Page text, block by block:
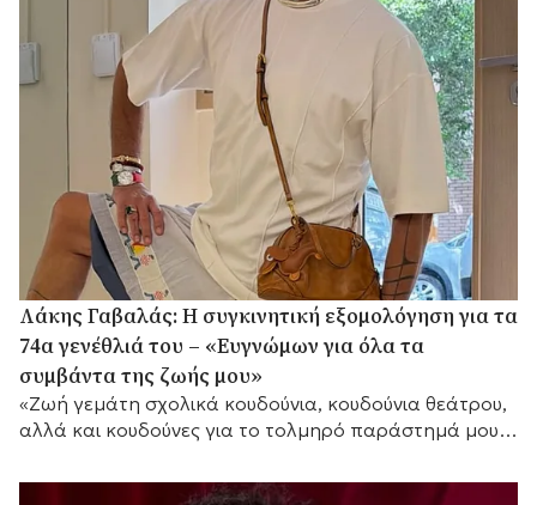
Λάκης Γαβαλάς: Η συγκινητική εξομολόγηση για τα
74α γενέθλιά του – «Ευγνώμων για όλα τα
συμβάντα της ζωής μου»
«Ζωή γεμάτη σχολικά κουδούνια, κουδούνια θεάτρου,
αλλά και κουδούνες για το τολμηρό παράστημά μου»,